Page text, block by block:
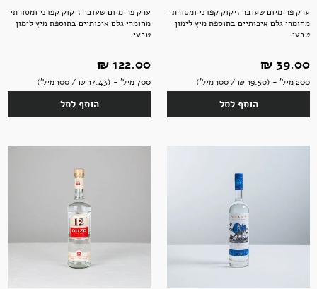
ערק פרימיום שעובר זיקוק קפדני ומסורתי
מחומרי גלם איכותיים בתוספת מיץ לימון
טבעי
39.00 ‏₪
200 מיל' - (19.50 ‏₪ / 100 מיל')
הוסף לסל
ערק פרימיום שעובר זיקוק קפדני ומסורתי
מחומרי גלם איכותיים בתוספת מיץ לימון
טבעי
122.00 ‏₪
700 מיל' - (17.43 ‏₪ / 100 מיל')
הוסף לסל